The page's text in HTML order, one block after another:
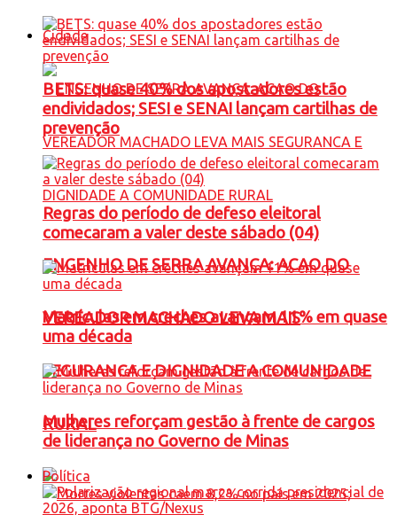
Cidade
ENGENHO DE SERRA AVANÇA: ACAO DO
VEREADOR MACHADO LEVA MAIS
SEGURANCA E DIGNIDADE A COMUNIDADE
RURAL
BETS: quase 40% dos apostadores estão
endividados; SESI e SENAI lançam cartilhas de
prevenção
Regras do período de defeso eleitoral
comecaram a valer deste sábado (04)
Matrículas em creches avançam 11% em quase
uma década
Mulheres reforçam gestão à frente de cargos
de liderança no Governo de Minas
Política